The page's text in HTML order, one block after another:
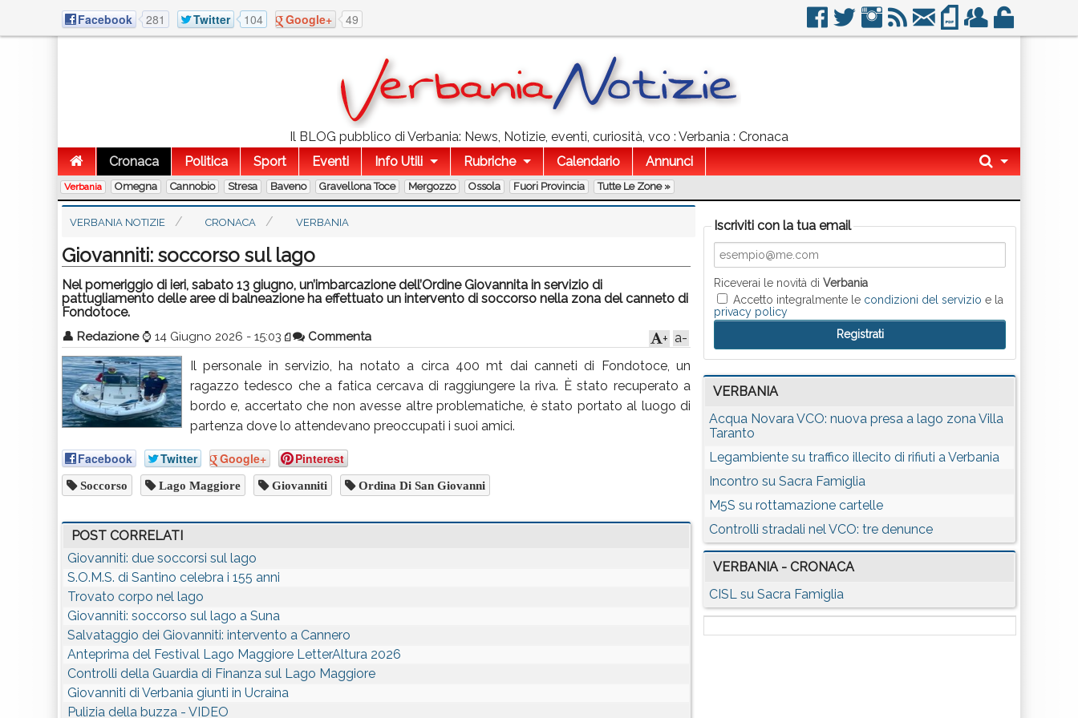
Facebook 281 Twitter 104 Google+ 49
Il BLOG pubblico di Verbania: News, Notizie, eventi, curiosità, vco : Verbania : Cronaca
Cronaca
Politica Sport Eventi Info Utili Rubriche Calendario Annunci
Verbania Omegna Cannobio Stresa Baveno Gravellona Toce Mergozzo Ossola Fuori Provincia Tutte Le Zone »
VERBANIA NOTIZIE CRONACA VERBANIA
Giovanniti: soccorso sul lago
Nel pomeriggio di ieri, sabato 13 giugno, un’imbarcazione dell’Ordine Giovannita in servizio di
pattugliamento delle aree di balneazione ha effettuato un intervento di soccorso nella zona del canneto di
Fondotoce.
👤 Redazione ⌚ 14 Giugno 2026 - 15:03 Commenta a-
+
Il personale in servizio, ha notato a circa 400 mt dai canneti di Fondotoce, un
ragazzo tedesco che a fatica cercava di raggiungere la riva. È stato recuperato a
bordo e, accertato che non avesse altre problematiche, è stato portato al luogo di
partenza dove lo attendevano preoccupati i suoi amici.
Facebook Twitter Google+ Pinterest
Soccorso Lago Maggiore Giovanniti Ordina Di San Giovanni
POST CORRELATI
Giovanniti: due soccorsi sul lago
S.O.M.S. di Santino celebra i 155 anni
Trovato corpo nel lago
Giovanniti: soccorso sul lago a Suna
Salvataggio dei Giovanniti: intervento a Cannero
Anteprima del Festival Lago Maggiore LetterAltura 2026
Controlli della Guardia di Finanza sul Lago Maggiore
Giovanniti di Verbania giunti in Ucraina
Pulizia della buzza - VIDEO
Iscriviti con la tua email
Riceverai le novità diVerbania
Accetto integralmente le condizioni del servizio e la
privacy policy
VERBANIA
Acqua Novara VCO: nuova presa a lago zona Villa
Taranto
Legambiente su traffico illecito di rifiuti a Verbania
Incontro su Sacra Famiglia
M5S su rottamazione cartelle
Controlli stradali nel VCO: tre denunce
VERBANIA - CRONACA
CISL su Sacra Famiglia